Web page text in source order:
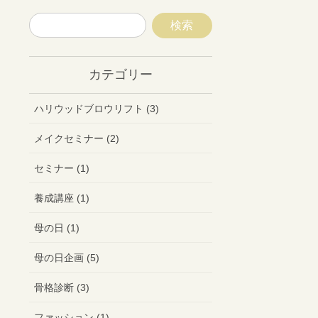
カテゴリー
ハリウッドブロウリフト (3)
メイクセミナー (2)
セミナー (1)
養成講座 (1)
母の日 (1)
母の日企画 (5)
骨格診断 (3)